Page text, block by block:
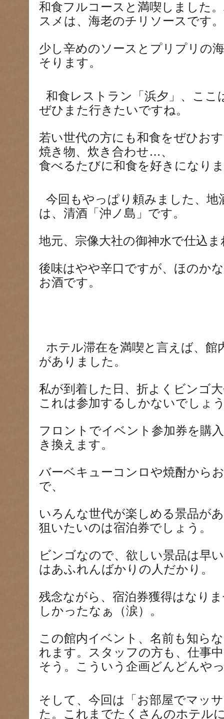
和食フルコースと満喫しました
スメは、海老のチリソースです。
少し辛めのソースとプリプリの
そります。
和食レストラン「浜夕」、ここ
ぜひまた行きたいですね。
若い世代の方にも和食をぜひお
焼き物、炊き合わせ…、
食べるたびに和食を好きになり
今回もやっぱり頼みました、地
は、清酒「沖ノ島」です。
地元、宗像大社の御神水で仕込
後味はやや辛口ですが、ほのか
お酒です。
ホテル滞在を満喫と言えば、館
がありました。
私が到着した日、折よくビンゴ
これは参加するしかないでしょ
フロントでイベント参加券を購
き換えます。
バーベキューコンロや焼酎から
で、
いろんな世代が楽しめる景品が
狙いたいのは宿泊券でしょう。
ビンゴなので、欲しい景品は早
はあふれんばかりの人だかり。
残念ながら、宿泊券獲得はなり
しかったなぁ（涙）。
この館内イベント、名前も知ら
れます。スタッフの方も、仕事
そう。こういう企画どんどんや
そして、今回は「お部屋でマッ
た。これまでたくさんのホテル